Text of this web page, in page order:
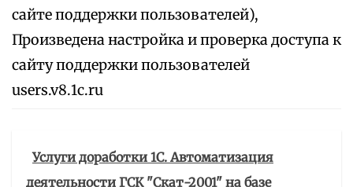
сайте поддержки пользователей),
Произведена настройка и проверка доступа к
сайту поддержки пользователей
users.v8.1c.ru
Услуги доработки 1С. Автоматизация
деятельности ГСК "Скат-2001" на базе